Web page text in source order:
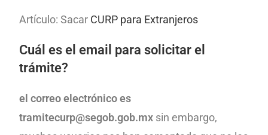
Artículo: Sacar CURP para Extranjeros
Cuál es el email para solicitar el
trámite?
el correo electrónico es
tramitecurp@segob.gob.mx sin embargo,